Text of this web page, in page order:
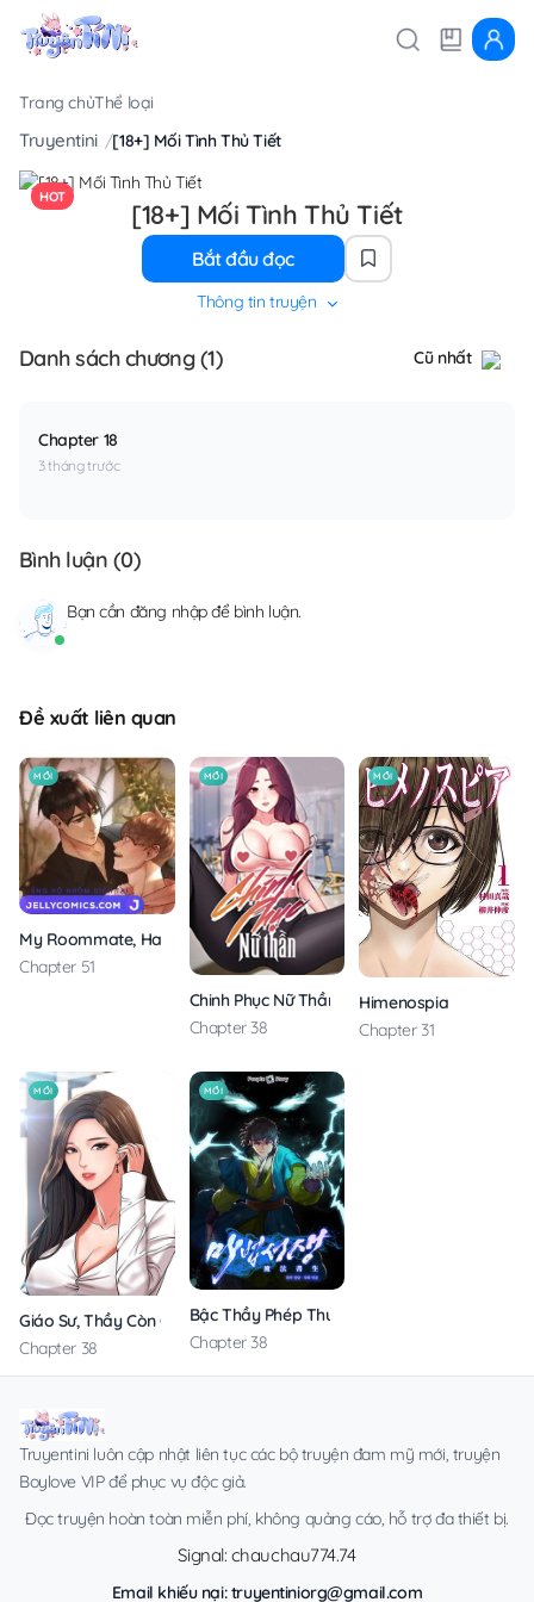
Trang chủThể loại
Truyentini [18+] Mối Tình Thủ Tiết
HOT
[18+] Mối Tình Thủ Tiết
Bắt đầu đọc
Thông tin truyện
Danh sách chương (1) Cũ nhất
Chapter 18
3 tháng trước
Bình luận (0)
Bạn cần đăng nhậpđể bình luận.
Đề xuất liên quan
MỚI
My Roommate, Handsome Senior
Chapter 51
MỚI
Chinh Phục Nữ Thần
Chapter 38
MỚI
Himenospia
Chapter 31
MỚI
Giáo Sư, Thầy Còn Chờ Chi Nữa
Chapter 38
MỚI
Bậc Thầy Phép Thuật Ở Thế Giới Võ Lâm
Chapter 38
Truyentini luôn cập nhật liên tục các bộ truyện đam mỹ mới, truyện
Boylove VIP để phục vụ độc giả.
Đọc truyện hoàn toàn miễn phí, không quảng cáo, hỗ trợ đa thiết bị.
Signal: chauchau774.74
Email khiếu nại:truyentiniorg@gmail.com